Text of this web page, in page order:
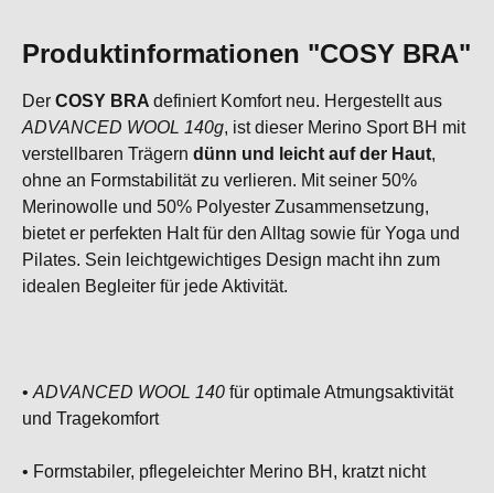
Produktinformationen "COSY BRA"
Der COSY BRA definiert Komfort neu. Hergestellt aus
ADVANCED WOOL 140g, ist dieser Merino Sport BH mit
verstellbaren Trägern dünn und leicht auf der Haut,
ohne an Formstabilität zu verlieren. Mit seiner 50%
Merinowolle und 50% Polyester Zusammensetzung,
bietet er perfekten Halt für den Alltag sowie für Yoga und
Pilates. Sein leichtgewichtiges Design macht ihn zum
idealen Begleiter für jede Aktivität.
• ADVANCED WOOL 140 für optimale Atmungsaktivität
und Tragekomfort
• Formstabiler, pflegeleichter Merino BH, kratzt nicht